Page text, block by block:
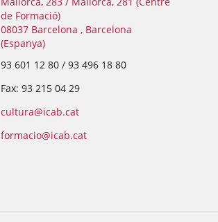
de Formació)
08037 Barcelona , Barcelona
(Espanya)
93 601 12 80 / 93 496 18 80
Fax: 93 215 04 29
cultura@icab.cat
formacio@icab.cat